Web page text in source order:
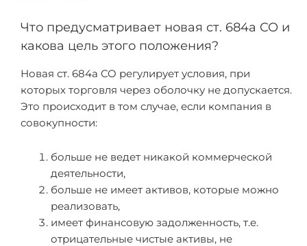
Что предусматривает новая ст. 684a CO и
какова цель этого положения?
Новая ст. 684a CO регулирует условия, при
которых торговля через оболочку не допускается.
Это происходит в том случае, если компания в
совокупности:
больше не ведет никакой коммерческой
деятельности,
больше не имеет активов, которые можно
реализовать,
имеет финансовую задолженность, т.е.
отрицательные чистые активы, не